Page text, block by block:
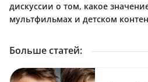
дискуссии о том, какое
мультфильмах и детском
Больше статей: